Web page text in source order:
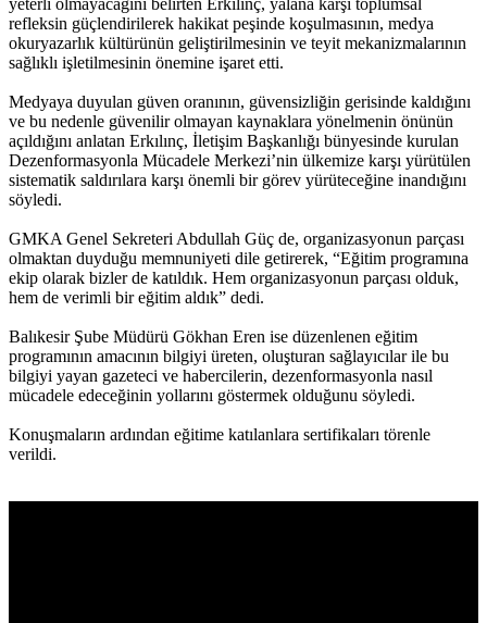
yeterli olmayacağını belirten Erkılınç, yalana karşı toplumsal
refleksin güçlendirilerek hakikat peşinde koşulmasının, medya
okuryazarlık kültürünün geliştirilmesinin ve teyit mekanizmalarının
sağlıklı işletilmesinin önemine işaret etti.
Medyaya duyulan güven oranının, güvensizliğin gerisinde kaldığını
ve bu nedenle güvenilir olmayan kaynaklara yönelmenin önünün
açıldığını anlatan Erkılınç, İletişim Başkanlığı bünyesinde kurulan
Dezenformasyonla Mücadele Merkezi’nin ülkemize karşı yürütülen
sistematik saldırılara karşı önemli bir görev yürüteceğine inandığını
söyledi.
GMKA Genel Sekreteri Abdullah Güç de, organizasyonun parçası
olmaktan duyduğu memnuniyeti dile getirerek, “Eğitim programına
ekip olarak bizler de katıldık. Hem organizasyonun parçası olduk,
hem de verimli bir eğitim aldık” dedi.
Balıkesir Şube Müdürü Gökhan Eren ise düzenlenen eğitim
programının amacının bilgiyi üreten, oluşturan sağlayıcılar ile bu
bilgiyi yayan gazeteci ve habercilerin, dezenformasyonla nasıl
mücadele edeceğinin yollarını göstermek olduğunu söyledi.
Konuşmaların ardından eğitime katılanlara sertifikaları törenle
verildi.